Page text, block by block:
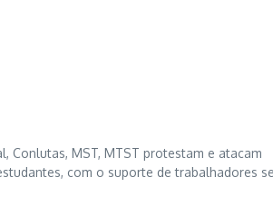
Conlutas, MST, MTST protestam e atacam
com o suporte de trabalhadores